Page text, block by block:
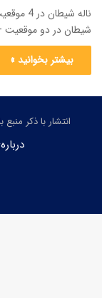
ناله
شیطان در دو موقعیت
بیشتر بخوانید »
انتشار با ذکر